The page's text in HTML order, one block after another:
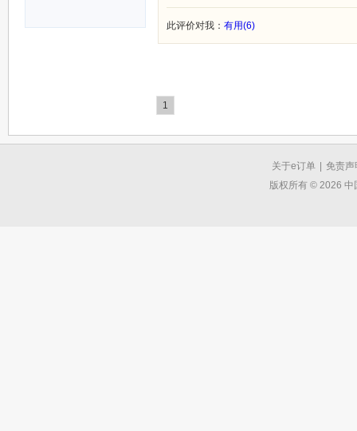
此评价对我： 有用(6)
1
关于e订单
免责声
版权所有 © 2026